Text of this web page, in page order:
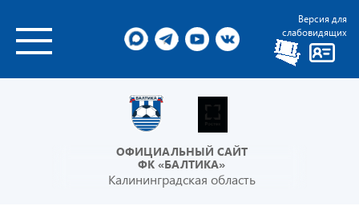
Версия для
слабовидящих
ОФИЦИАЛЬНЫЙ САЙТ
ФК «БАЛТИКА»
Калининградская область